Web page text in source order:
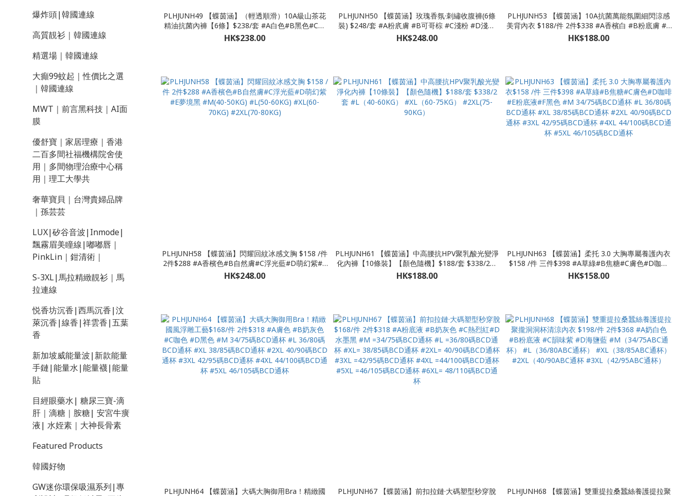
爆炸頭|韓國連線
高質靚衫｜韓國連線
精選場｜韓國連線
大癲99蚊起｜性價比之選
｜韓國連線
MWT｜前言黑科技｜AI面
膜
優舒寶｜家居理療｜香港
二百多間社福機構院舍使
用｜多間物理治療中心稱
用｜理工大學共
奢華寶貝｜台灣貴婦品牌
｜孫芸芸
LUX|矽谷音波|Inmode|
飄霧眉美瞳線|嘟嘟唇｜
PinkLin｜鉗清術｜
S-3XL|馬拉精緻靚衫｜馬
拉連線
悦香坊沉香|西馬沉香|汶
萊沉香|線香|祥雲香|五葉
香
新加坡威能量波|新款能量
手鏈|能量水|能量襪|能量
貼
目經眼藥水| 糖尿三寶-滴
肝｜滴糖｜胺糖| 安宮牛癀
液| 水姪素｜大神長骨素
Featured Products
韓國好物
GW迷你環保吸濕系列|專
PLHJUNH49 【蝶茵涵】（輕透順滑）10A級山茶花
精油抗菌內褲【6條】$238/套 #A白色#B黑色#C淺
紫#D淺粉#E煙灰#F藍色 #L (40-60KG) #XL(60-
80KG)
HK$238.00
PLHJUNH50 【蝶茵涵】玫瑰香氛·刺繡收腹褲(6條
裝) $248/套 #A粉㡳膚 #B可哥棕 #C淺粉 #D淺紫
#E酒紅 #F黑色 #M 80-105斤 #L 105-125斤 #XL
125-145斤 #2XL 145-165斤
HK$248.00
PLHJUNH53 【蝶茵涵】10A抗菌萬能氛圍細閃涼感
美背內衣 $188/件 2件$338 #A香檳白 #B粉底膚 #C
優雅黑 #S(80-95斤) #M(95-110斤) #L(110-125斤)
#XL(125-140斤)
HK$188.00
PLHJUNH58 【蝶茵涵】閃耀回紋冰感文胸 $158 /件
2件$288 #A香檳色#B自然膚#C浮光藍#D萌幻紫#E
夢境黑 #M(40-50KG) #L(50-60KG) #XL(60-70KG)
#2XL(70-80KG)
HK$248.00
PLHJUNH61 【蝶茵涵】中高腰抗HPV聚乳酸光變淨
化內褲【10條裝】【顏色隨機】$188/套 $338/2套
#L（40-60KG） #XL（60-75KG） #2XL(75-
90KG）
HK$188.00
PLHJUNH63 【蝶茵涵】柔托 3.0 大胸專屬養護內衣
$158 /件 三件$398 #A草綠#B焦糖#C膚色#D咖啡
#E粉底液#F黑色 #M 34/75碼BCD通杯 #L 36/80碼
BCD通杯 #XL 38/85碼BCD通杯 #2XL 40/90碼BCD
HK$158.00
PLHJUNH64 【蝶茵涵】大碼大胸御用Bra！精緻國
PLHJUNH67 【蝶茵涵】前扣拉鏈·大碼塑型秒穿脫
PLHJUNH68 【蝶茵涵】雙重提拉桑蠶絲養護提拉聚